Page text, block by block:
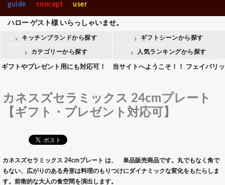
guide
concept user
ハロー ゲスト様いらっしゃいませ。
キッチンブランドから探す ギフトシーンから探す
カテゴリーから探す 人気ランキングから探す
やプレゼント用にも対応可！ 当サイトへようこそ！！ フェイバリッ
カネスズセラミックス 24cmプレート
【ギフト・プレゼント対応可】
カネスズセラミックス 24cmプレート は、 単品販売商品です。丸でもなく角で
もない、広がりのある舟形は料理のもりつけにダイナミックな変化をもたらしま
す。前衛的な大人の食空間を演出します。